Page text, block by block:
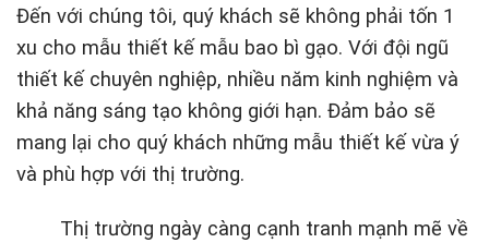
Đến với chúng tôi, quý khách sẽ không phải tốn 1
xu cho mẫu thiết kế mẫu bao bì gạo. Với đội ngũ
thiết kế chuyên nghiệp, nhiều năm kinh nghiệm và
khả năng sáng tạo không giới hạn. Đảm bảo sẽ
mang lại cho quý khách những mẫu thiết kế vừa ý
và phù hợp với thị trường.
Thị trường ngày càng cạnh tranh mạnh mẽ về